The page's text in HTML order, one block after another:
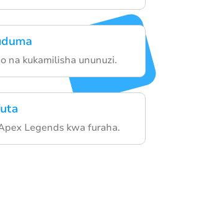
na kukamilisha ununuzi.
Legends kwa furaha.